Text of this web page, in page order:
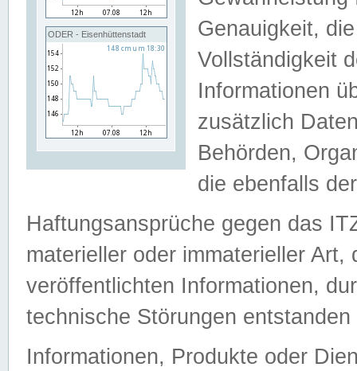
ODER - Eisenhüttenstadt
Genauigkeit,
Vollständigkeit
Informationen
zusätzlich
Behörden,
die ebenfalls
Haftungsansprüche gegen das
materieller oder immaterieller
veröffentlichten Informationen,
technische Störungen
Informationen, Produkte oder